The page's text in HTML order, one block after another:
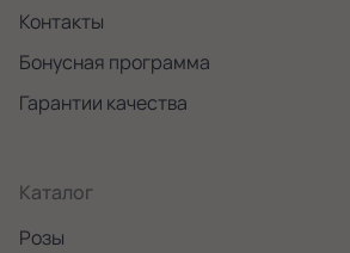
Контакты
Бонусная программа
Гарантии качества
Каталог
Розы